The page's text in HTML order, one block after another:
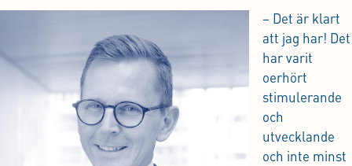
– Det är klart
att jag har! Det
har varit
oerhört
stimulerande
och
utvecklande
och inte minst